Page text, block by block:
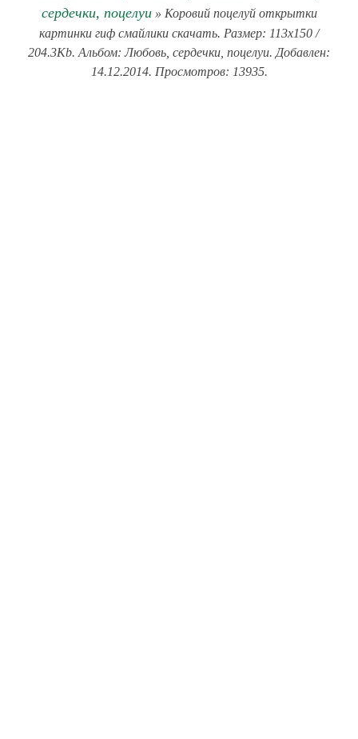
сердечки, поцелуи» Коровий поцелуй открытки
картинки гиф смайлики скачать. Размер: 113x150 /
204.3Kb. Альбом: Любовь, сердечки, поцелуи. Добавлен:
14.12.2014. Просмотров: 13935.